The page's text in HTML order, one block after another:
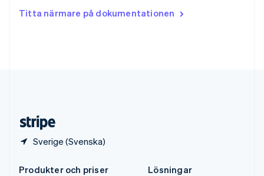
Titta närmare på dokumentationen
Sverige (Svenska)
English
Produkter och priser
Lösningar